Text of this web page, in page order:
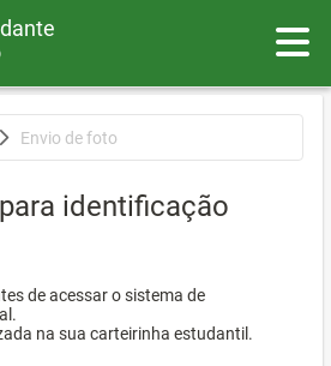
Envio de foto
identificação
de acessar o sistema de
na sua carteirinha estudantil.